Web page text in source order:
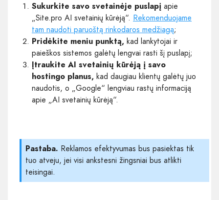
Sukurkite savo svetainėje puslapį apie
„Site.pro AI svetainių kūrėją“. Rekomenduojame
tam naudoti paruoštą rinkodaros medžiagą;
Pridėkite meniu punktą, kad lankytojai ir
paieškos sistemos galėtų lengvai rasti šį puslapį;
Įtraukite AI svetainių kūrėją į savo
hostingo planus, kad daugiau klientų galėtų juo
naudotis, o „Google“ lengviau rastų informaciją
apie „AI svetainių kūrėją“.
Pastaba. Reklamos efektyvumas bus pasiektas tik
tuo atveju, jei visi ankstesni žingsniai bus atlikti
teisingai.